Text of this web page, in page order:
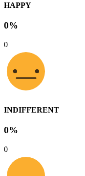
HAPPY
0%
0
INDIFFERENT
0%
0